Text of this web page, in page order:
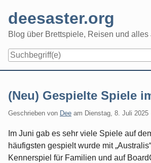
content
deesaster.org
Blog über Brettspiele, Reisen und alles
(Neu) Gespielte Spiele
Geschrieben von Dee am Dienstag, 8. Juli 2025
Im Juni gab es sehr viele Spiele auf
häufigsten gespielt wurde mit
Kennerspiel für Familien und auf